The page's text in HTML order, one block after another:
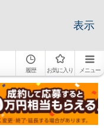
表示
履歴 お気に入り メニュー